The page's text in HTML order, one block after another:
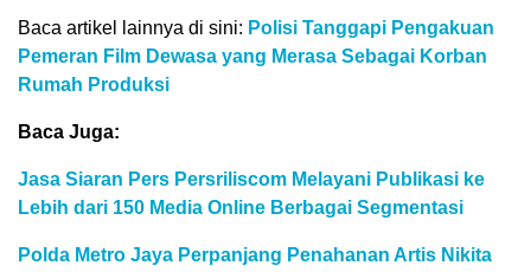
Baca artikel lainnya di sini: Polisi Tanggapi Pengakuan
Pemeran Film Dewasa yang Merasa Sebagai Korban
Rumah Produksi
Baca Juga:
Jasa Siaran Pers Persriliscom Melayani Publikasi ke
Lebih dari 150 Media Online Berbagai Segmentasi
Polda Metro Jaya Perpanjang Penahanan Artis Nikita